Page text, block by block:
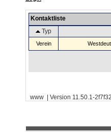
Kontaktliste
Typ
Verein
www | Version 11.50.1-